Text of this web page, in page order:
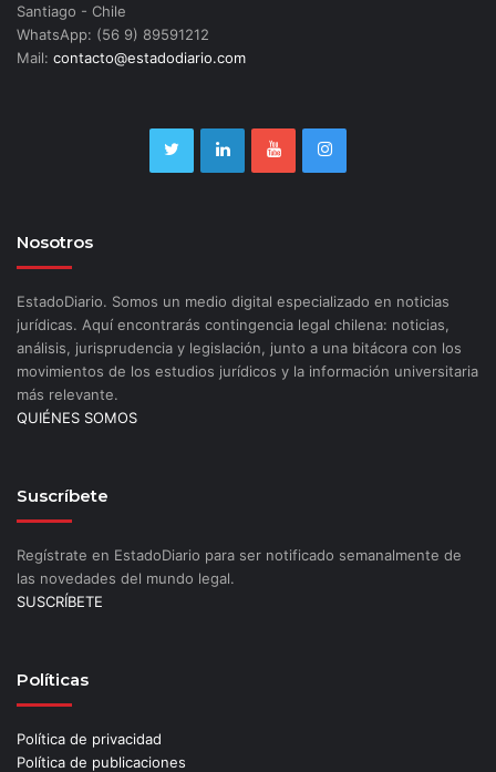
Santiago - Chile
WhatsApp: (56 9) 89591212
Mail: contacto@estadodiario.com
Nosotros
EstadoDiario. Somos un medio digital especializado en noticias
jurídicas. Aquí encontrarás contingencia legal chilena: noticias,
análisis, jurisprudencia y legislación, junto a una bitácora con los
movimientos de los estudios jurídicos y la información universitaria
más relevante.
QUIÉNES SOMOS
Suscríbete
Regístrate en EstadoDiario para ser notificado semanalmente de
las novedades del mundo legal.
SUSCRÍBETE
Políticas
Política de privacidad
Política de publicaciones